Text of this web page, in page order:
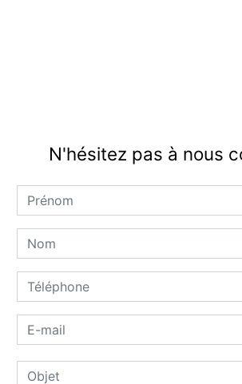
N'hésitez pas à nous